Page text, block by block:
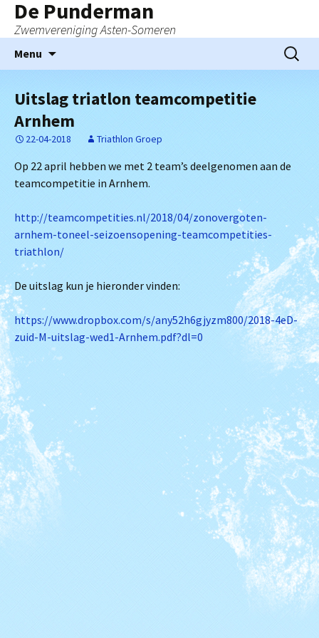
De Punderman
Zwemvereniging Asten-Someren
Menu
inhoud
Zoeken
naar:
Uitslag triatlon teamcompetitie
Arnhem
22-04-2018 Triathlon Groep
Op 22 april hebben we met 2 team’s deelgenomen aan de
teamcompetitie in Arnhem.
http://teamcompetities.nl/2018/04/zonovergoten-
arnhem-toneel-seizoensopening-teamcompetities-
triathlon/
De uitslag kun je hieronder vinden:
https://www.dropbox.com/s/any52h6gjyzm800/2018-4eD-
zuid-M-uitslag-wed1-Arnhem.pdf?dl=0